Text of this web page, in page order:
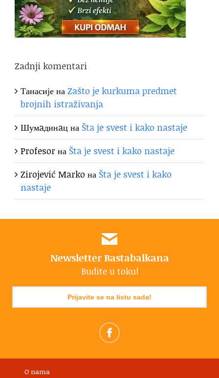
Zadnji komentari
ТанасијенаZašto je kurkuma predmet
brojnih istraživanja
Шумaдинaцна Šta je svest i kako nastaje
Profesorна Šta je svest i kako nastaje
Zirojević Marko на Šta je svest i kako
nastaje
Newsletter Bastabalkana
Budite u toku!
Prijavite se na listu sada!
O nama